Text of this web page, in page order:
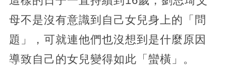
母不是沒有意識到自己女兒身上的「問
題」，可就連他們也沒想到是什麼原因
導致自己的女兒變得如此「蠻橫」。